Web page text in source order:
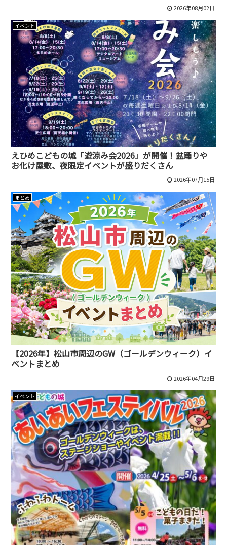
2026年08月02日
イベント
えひめこどもの城「遊涼み会2026」が開催！盆踊りや
お化け屋敷、夜限定イベントが盛りだくさん
2026年07月15日
まとめ
【2026年】松山市周辺のGW（ゴールデンウィーク）イ
ベントまとめ
2026年04月29日
イベント